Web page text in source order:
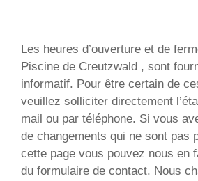
Les heures d’ouverture et de
Piscine de Creutzwald , sont
informatif. Pour être certain de
veuillez solliciter directement
mail ou par téléphone. Si vous
de changements qui ne sont pas
cette page vous pouvez nous en
du formulaire de contact. Nous